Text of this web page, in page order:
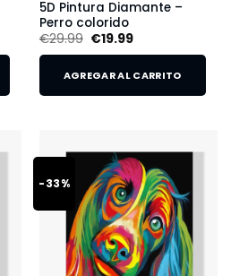
5D Pintura Diamante –
Perro colorido
€29.99 €19.99
AGREGAR AL CARRITO
-33%